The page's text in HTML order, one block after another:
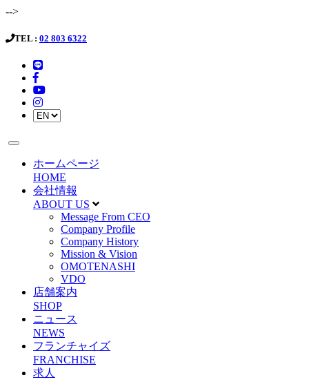
-->
TEL : 02 803 6322
ホームページ
HOME
会社情報
ABOUT US
Message From CEO
Company Profile
Company History
Mission & Vision
OMOTENASHI
VDO
店舗案内
SHOP
ニュース
NEWS
フランチャイズ
FRANCHISE
求人